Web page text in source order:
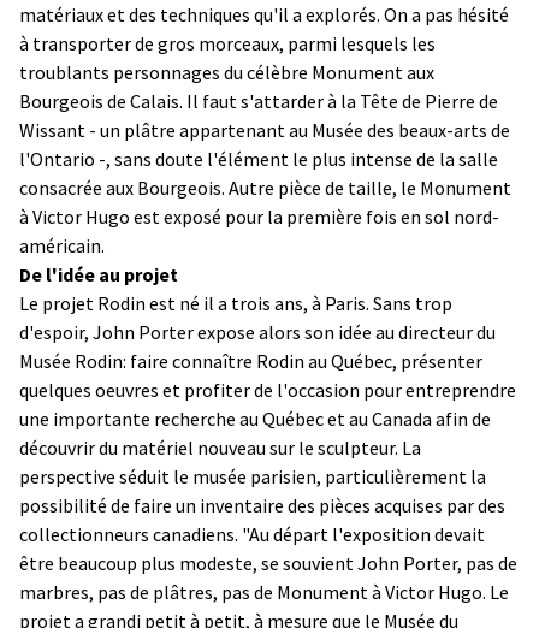
matériaux et des techniques qu'il a explorés. On a pas hésité
à transporter de gros morceaux, parmi lesquels les
troublants personnages du célèbre Monument aux
Bourgeois de Calais. Il faut s'attarder à la Tête de Pierre de
Wissant - un plâtre appartenant au Musée des beaux-arts de
l'Ontario -, sans doute l'élément le plus intense de la salle
consacrée aux Bourgeois. Autre pièce de taille, le Monument
à Victor Hugo est exposé pour la première fois en sol nord-
américain.
De l'idée au projet
Le projet Rodin est né il a trois ans, à Paris. Sans trop
d'espoir, John Porter expose alors son idée au directeur du
Musée Rodin: faire connaître Rodin au Québec, présenter
quelques oeuvres et profiter de l'occasion pour entreprendre
une importante recherche au Québec et au Canada afin de
découvrir du matériel nouveau sur le sculpteur. La
perspective séduit le musée parisien, particulièrement la
possibilité de faire un inventaire des pièces acquises par des
collectionneurs canadiens. "Au départ l'exposition devait
être beaucoup plus modeste, se souvient John Porter, pas de
marbres, pas de plâtres, pas de Monument à Victor Hugo. Le
projet a grandi petit à petit, à mesure que le Musée du